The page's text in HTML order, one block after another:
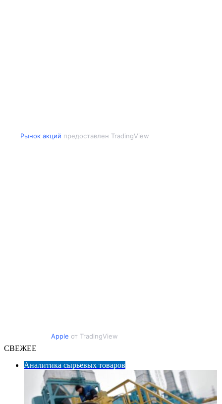
Рынок акций предоставлен TradingView
Apple от TradingView
СВЕЖЕЕ
Аналитика сырьевых товаров